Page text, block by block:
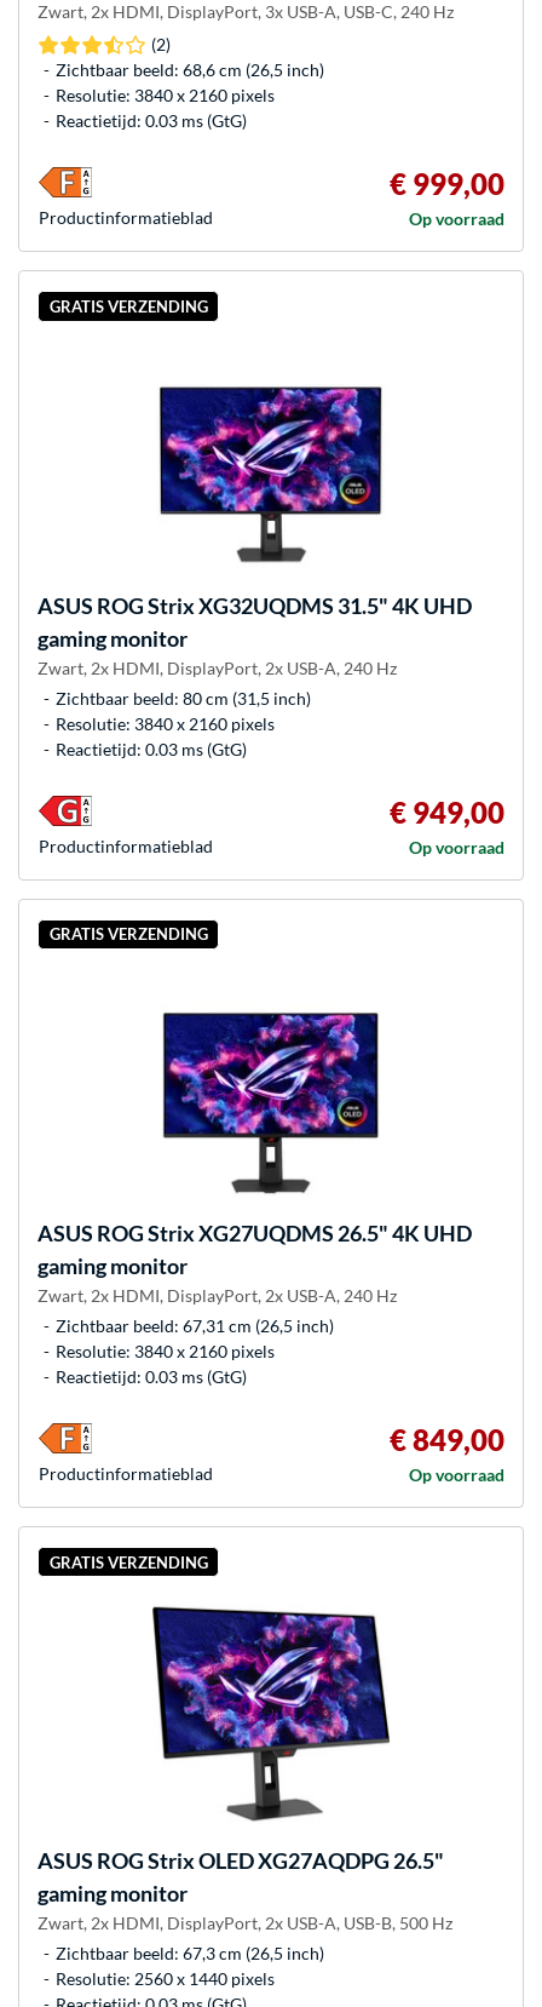
Zwart, 2x HDMI, DisplayPort, 3x USB-A, USB-C, 240 Hz
(2)
Zichtbaar beeld: 68,6 cm (26,5 inch)
Resolutie: 3840 x 2160 pixels
Reactietijd: 0.03 ms (GtG)
€ 999,00
Op voorraad
Product­informatieblad
GRATIS VERZENDING
ASUS ROG Strix XG32UQDMS 31.5" 4K UHD
gaming monitor
Zwart, 2x HDMI, DisplayPort, 2x USB-A, 240 Hz
Zichtbaar beeld: 80 cm (31,5 inch)
Resolutie: 3840 x 2160 pixels
Reactietijd: 0.03 ms (GtG)
€ 949,00
Op voorraad
Product­informatieblad
GRATIS VERZENDING
ASUS ROG Strix XG27UQDMS 26.5" 4K UHD
gaming monitor
Zwart, 2x HDMI, DisplayPort, 2x USB-A, 240 Hz
Zichtbaar beeld: 67,31 cm (26,5 inch)
Resolutie: 3840 x 2160 pixels
Reactietijd: 0.03 ms (GtG)
€ 849,00
Op voorraad
Product­informatieblad
GRATIS VERZENDING
ASUS ROG Strix OLED XG27AQDPG 26.5"
gaming monitor
Zwart, 2x HDMI, DisplayPort, 2x USB-A, USB-B, 500 Hz
Zichtbaar beeld: 67,3 cm (26,5 inch)
Resolutie: 2560 x 1440 pixels